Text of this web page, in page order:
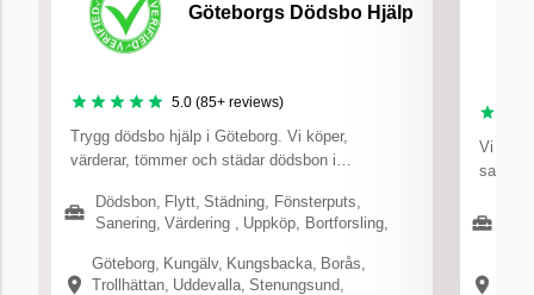
Göteborgs Dödsbo Hjälp
5.0(85+ reviews)
Trygg dödsbo hjälp i Göteborg. Vi köper,
värderar, tömmer och städar dödsbon i
& bohag i Göteborg. Vår tjänst hjälper dig att få
en detaljerad bedömning av hemmets lösöre, en
viktig del av förberedelserna inför en möjlig
tömning av dödsboet.
Dödsbon, Flytt Städning Fönsterputs
Sanering, Värdering Uppköp Bortforsling,
Göteborg, Kungälv, Kungsbacka Borås
Trollhättan, Uddevalla, Stenungsund
Vi kan